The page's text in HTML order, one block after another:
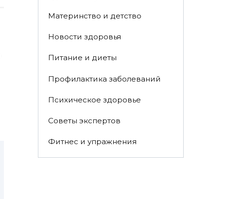
Материнство и детство
Новости здоровья
Питание и диеты
Профилактика заболеваний
Психическое здоровье
Советы экспертов
Фитнес и упражнения